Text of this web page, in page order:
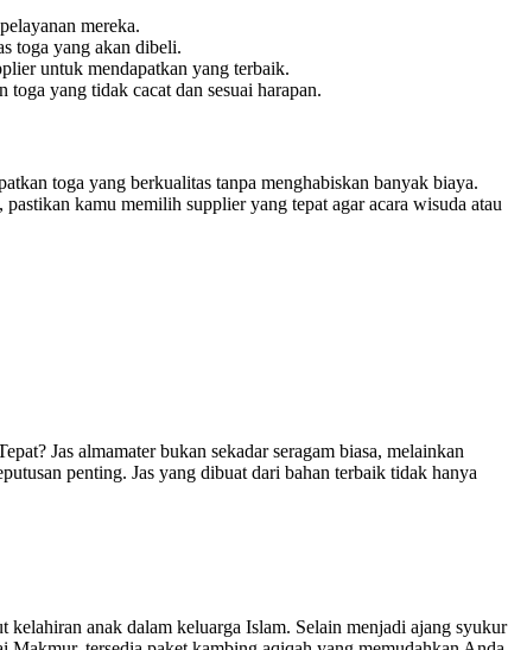
mereka.
toga yang akan dibeli.
untuk mendapatkan yang terbaik.
yang tidak cacat dan sesuai harapan.
toga yang berkualitas tanpa menghabiskan banyak biaya.
kamu memilih supplier yang tepat agar acara wisuda atau
Jas almamater bukan sekadar seragam biasa, melainkan
penting. Jas yang dibuat dari bahan terbaik tidak hanya
anak dalam keluarga Islam. Selain menjadi ajang syukur